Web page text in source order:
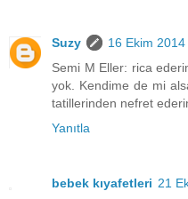
Suzy
16 Ekim
Semi M Eller: rica
yok. Kendime de mi
tatillerinden nefret
Yanıtla
bebek kıyafetleri 21